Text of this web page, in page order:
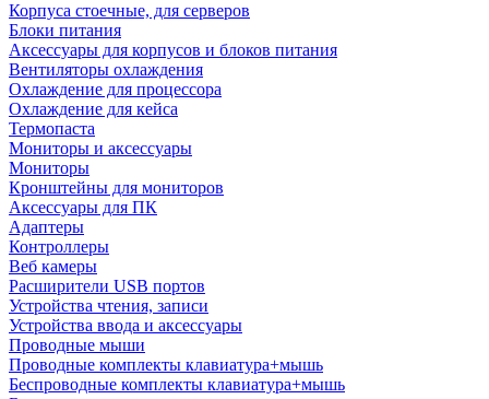
Корпуса стоечные, для серверов
Блоки питания
Аксессуары для корпусов и блоков питания
Вентиляторы охлаждения
Охлаждение для процессора
Охлаждение для кейса
Термопаста
Мониторы и аксессуары
Мониторы
Кронштейны для мониторов
Аксессуары для ПК
Адаптеры
Контроллеры
Веб камеры
Расширители USB портов
Устройства чтения, записи
Устройства ввода и аксессуары
Проводные мыши
Проводные комплекты клавиатура+мышь
Беспроводные комплекты клавиатура+мышь